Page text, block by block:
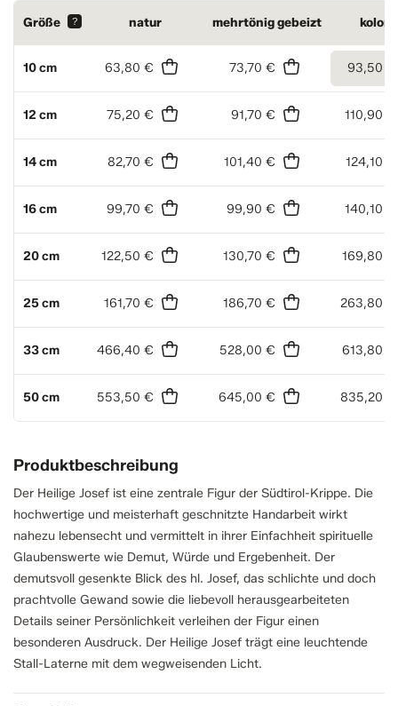
Größe ? natur mehrtönig gebeizt
10 cm 63,80 € 73,70 € 93,50 €
12 cm 75,20 € 91,70 € 110,90 €
14 cm 82,70 € 101,40 € 124,10 €
16 cm 99,70 € 99,90 € 140,10 €
20 cm 122,50 € 130,70 € 169,80 €
25 cm 161,70 € 186,70 € 263,80 €
33 cm 466,40 € 528,00 € 613,80 €
50 cm 553,50 € 645,00 € 835,20 €
Produktbeschreibung
Der Heilige Josef ist eine zentrale Figur der Südtirol-Krippe. Die
hochwertige und meisterhaft geschnitzte Handarbeit wirkt
nahezu lebensecht und vermittelt in ihrer Einfachheit spirituelle
Glaubenswerte wie Demut, Würde und Ergebenheit. Der
demutsvoll gesenkte Blick des hl. Josef, das schlichte und doch
prachtvolle Gewand sowie die liebevoll herausgearbeiteten
Details seiner Persönlichkeit verleihen der Figur einen
besonderen Ausdruck. Der Heilige Josef trägt eine leuchtende
Stall-Laterne mit dem wegweisenden Licht.